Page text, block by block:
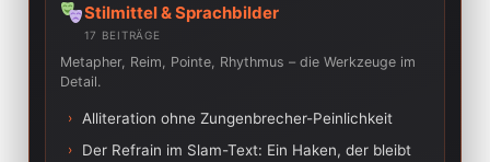
Stilmittel & Sprachbilder
17 BEITRÄGE
Metapher, Reim, Pointe, Rhythmus – die Werkzeuge im
Detail.
› Alliteration ohne Zungenbrecher-Peinlichkeit
› Der Refrain im Slam-Text: Ein Haken, der bleibt